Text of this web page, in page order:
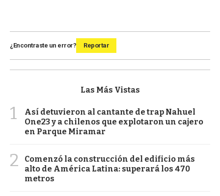
¿Encontraste un error? Reportar
Las Más Vistas
1
Así detuvieron al cantante de trap Nahuel
One23 y a chilenos que explotaron un cajero
en Parque Miramar
2
Comenzó la construcción del edificio más
alto de América Latina: superará los 470
metros